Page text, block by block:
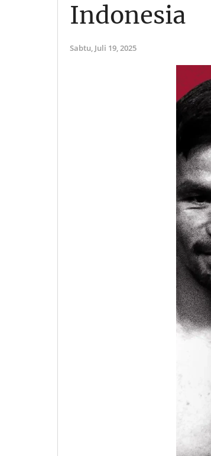
Indonesia
Sabtu, Juli 19, 2025